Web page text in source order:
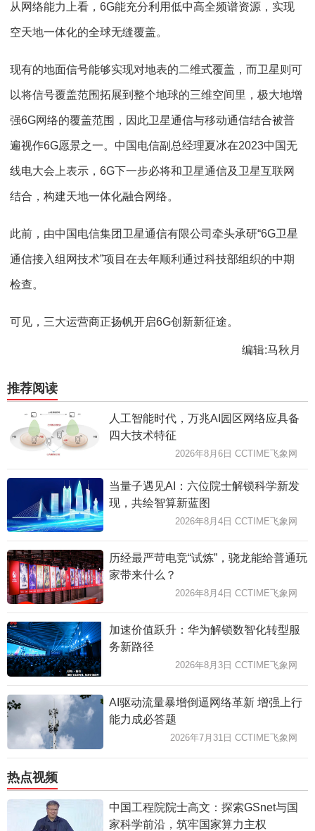
从网络能力上看，6G能充分利用低中高全频谱资源，实现
空天地一体化的全球无缝覆盖。
现有的地面信号能够实现对地表的二维式覆盖，而卫星则可
以将信号覆盖范围拓展到整个地球的三维空间里，极大地增
强6G网络的覆盖范围，因此卫星通信与移动通信结合被普
遍视作6G愿景之一。中国电信副总经理夏冰在2023中国无
线电大会上表示，6G下一步必将和卫星通信及卫星互联网
结合，构建天地一体化融合网络。
此前，由中国电信集团卫星通信有限公司牵头承研“6G卫星
通信接入组网技术”项目在去年顺利通过科技部组织的中期
检查。
可见，三大运营商正扬帆开启6G创新新征途。
编辑:马秋月
推荐阅读
人工智能时代，万兆AI园区网络应具备
四大技术特征
2026年8月6日 CCTIME飞象网
当量子遇见AI：六位院士解锁科学新发
现，共绘智算新蓝图
2026年8月4日 CCTIME飞象网
历经最严苛电竞“试炼”，骁龙能给普通玩
家带来什么？
2026年8月4日 CCTIME飞象网
加速价值跃升：华为解锁数智化转型服
务新路径
2026年8月3日 CCTIME飞象网
AI驱动流量暴增倒逼网络革新 增强上行
能力成必答题
2026年7月31日 CCTIME飞象网
热点视频
中国工程院院士高文：探索GSnet与国
家科学前沿，筑牢国家算力主权